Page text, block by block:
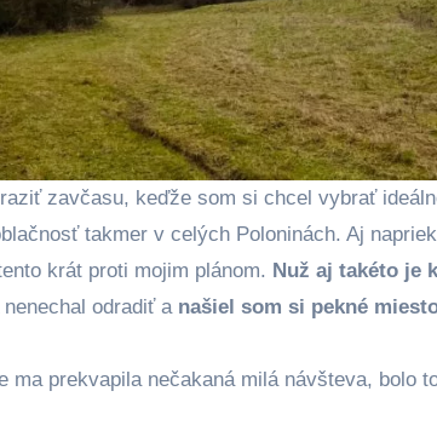
zavčasu, keďže som si chcel vybrať
takmer v celých Poloninách. Aj
krát proti mojim plánom. Nuž aj takéto je
odradiť a našiel som si pekné
ma prekvapila nečakaná milá návšteva, bolo